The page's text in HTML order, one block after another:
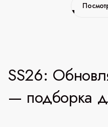
SS26:
— подборка